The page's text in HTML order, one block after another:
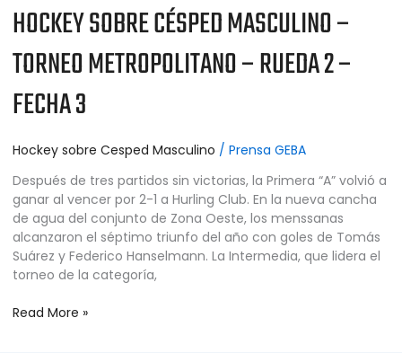
HOCKEY SOBRE CÉSPED MASCULINO –
TORNEO METROPOLITANO – RUEDA 2 –
FECHA 3
Hockey sobre Cesped Masculino / Prensa GEBA
Después de tres partidos sin victorias, la Primera “A” volvió a
ganar al vencer por 2-1 a Hurling Club. En la nueva cancha
de agua del conjunto de Zona Oeste, los menssanas
alcanzaron el séptimo triunfo del año con goles de Tomás
Suárez y Federico Hanselmann. La Intermedia, que lidera el
torneo de la categoría,
Read More »